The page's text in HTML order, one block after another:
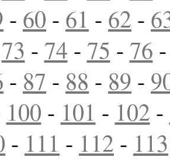
- 60 - 61 - 62 -
73 - 74 - 75 - 76
- 87 - 88 - 89 -
100 - 101 - 102 -
- 111 - 112 - 113